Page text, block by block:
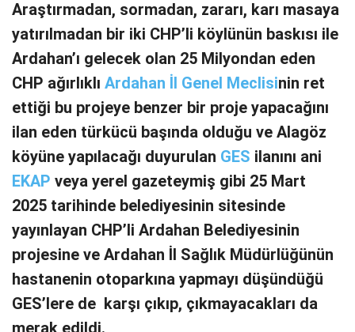
Araştırmadan, sormadan, zararı, karı masaya
yatırılmadan bir iki CHP’li köylünün baskısı ile
Ardahan’ı gelecek olan 25 Milyondan eden
CHP ağırlıklı Ardahan İl Genel Meclisinin ret
ettiği bu projeye benzer bir proje yapacağını
ilan eden türkücü başında olduğu ve Alagöz
köyüne yapılacağı duyurulan GES ilanını ani
EKAP veya yerel gazeteymiş gibi 25 Mart
2025 tarihinde belediyesinin sitesinde
yayınlayan CHP’li Ardahan Belediyesinin
projesine ve Ardahan İl Sağlık Müdürlüğünün
hastanenin otoparkına yapmayı düşündüğü
GES’lere de karşı çıkıp, çıkmayacakları da